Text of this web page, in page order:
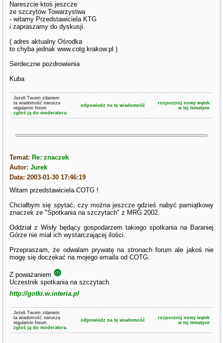
Nareszcie ktoś jeszcze
ze szczytów Towarzystwa
- witamy Przedstawiciela KTG
i zapraszamy do dyskusji.
( adres aktualny Ośrodka
to chyba jednak www.cotg.krakow.pl )
Serdeczne pozdrowienia
Kuba
Jeżeli Twoim zdaniem
ta wiadomość narusza
regulamin forum
zgłoś ją do moderatora.
odpowiedz na tę wiadomość
rozpocznij nowy wątek
w tej tematyce
Temat: Re: znaczek
Autor:Jurek
Data: 2003-01-30 17:46:19
Witam przedstawiciela COTG !
Chciałbym się spytać, czy można jeszcze gdzieś nabyć pamiątkowy
znaczek ze "Spotkania na szczytach" z MRG 2002.
Oddział z Wisły będący gospodarzem takiego spotkania na Baraniej
Górze nie miał ich wystarczającej ilości.
Przepraszam, że odwalam prywatę na stronach forum ale jakoś nie
mogę się doczekać na mojego emaila od COTG.
Z poważaniem
Uczestnik spotkania na szczytach.
http://gotki.w.interia.pl
Jeżeli Twoim zdaniem
ta wiadomość narusza
regulamin forum
zgłoś ją do moderatora.
odpowiedz na tę wiadomość
rozpocznij nowy wątek
w tej tematyce